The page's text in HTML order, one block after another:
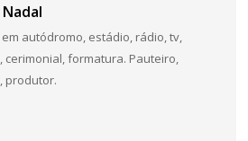
em autódromo, estádio, rádio, tv,
cerimonial, formatura. Pauteiro,
produtor.